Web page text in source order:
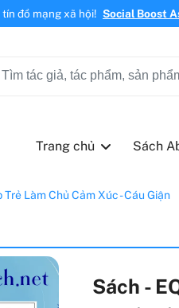
tín đồ mạng xã hội! Social Boost
Trang chủ Sách
Trẻ Làm Chủ Cảm Xúc - Cáu Giận
Sách -